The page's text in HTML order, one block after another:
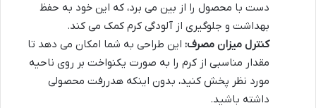
دست با محصول را از بین می برد، که این خود به حفظ
بهداشت و جلوگیری از آلودگی کرم کمک می کند.
کنترل میزان مصرف: این طراحی به شما امکان می دهد تا
مقدار مناسبی از کرم را به صورت یکنواخت بر روی ناحیه
مورد نظر پخش کنید، بدون اینکه هدررفت محصولی
داشته باشید.